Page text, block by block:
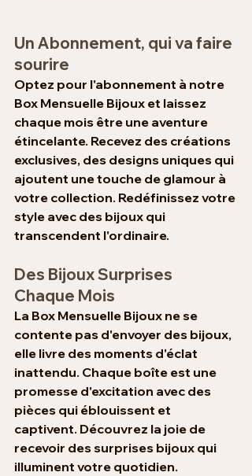
Un Abonnement, qui va faire
sourire
Optez pour l'abonnement à notre
Box Mensuelle Bijoux et laissez
chaque mois être une aventure
étincelante. Recevez des créations
exclusives, des designs uniques qui
ajoutent une touche de glamour à
votre collection. Redéfinissez votre
style avec des bijoux qui
transcendent l'ordinaire.
Des Bijoux Surprises
Chaque Mois
La Box Mensuelle Bijoux ne se
contente pas d'envoyer des bijoux,
elle livre des moments d'éclat
inattendu. Chaque boîte est une
promesse d'excitation avec des
pièces qui éblouissent et
captivent. Découvrez la joie de
recevoir des surprises bijoux qui
illuminent votre quotidien.